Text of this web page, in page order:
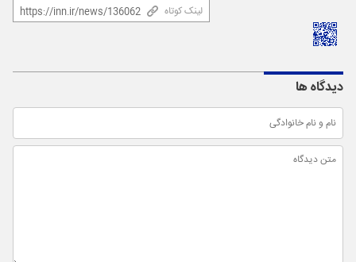
لینک کوتاه
دیدگاه ها